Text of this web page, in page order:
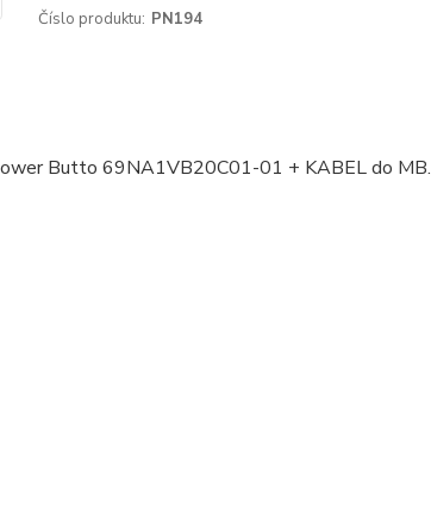
Číslo produktu: PN194
Butto 69NA1VB20C01-01 + KABEL do MB.